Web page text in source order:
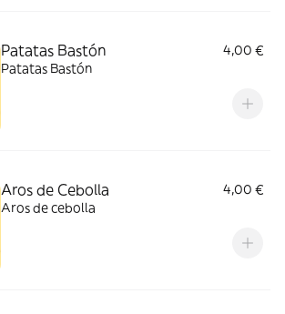
Patatas Bastón
4,00 €
Patatas Bastón
Aros de Cebolla
4,00 €
Aros de cebolla